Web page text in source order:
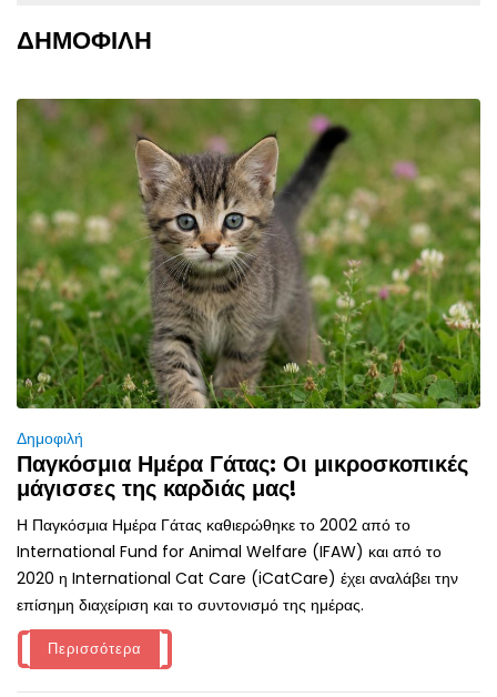
ΔΗΜΟΦΙΛΗ
Δημοφιλή
Παγκόσμια Ημέρα Γάτας: Οι μικροσκοπικές
μάγισσες της καρδιάς μας!
Η Παγκόσμια Ημέρα Γάτας καθιερώθηκε το 2002 από το
International Fund for Animal Welfare (IFAW) και από το
2020 η International Cat Care (iCatCare) έχει αναλάβει την
επίσημη διαχείριση και το συντονισμό της ημέρας.
Περισσότερα